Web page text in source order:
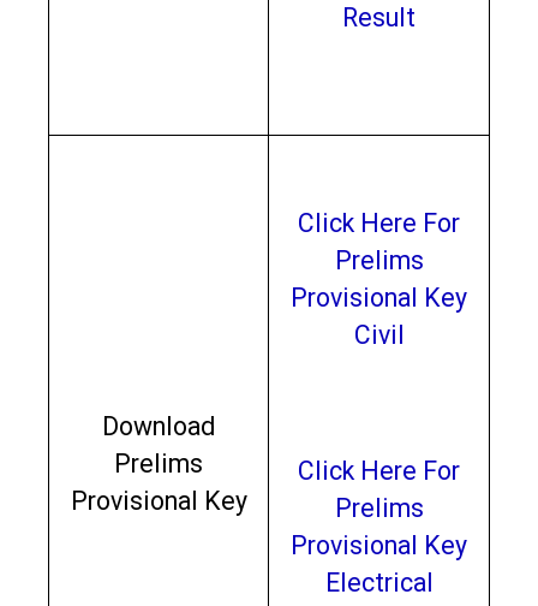
Result
Download
Prelims
Provisional Key
Click Here For
Prelims
Provisional Key
Civil
Click Here For
Prelims
Provisional Key
Electrical